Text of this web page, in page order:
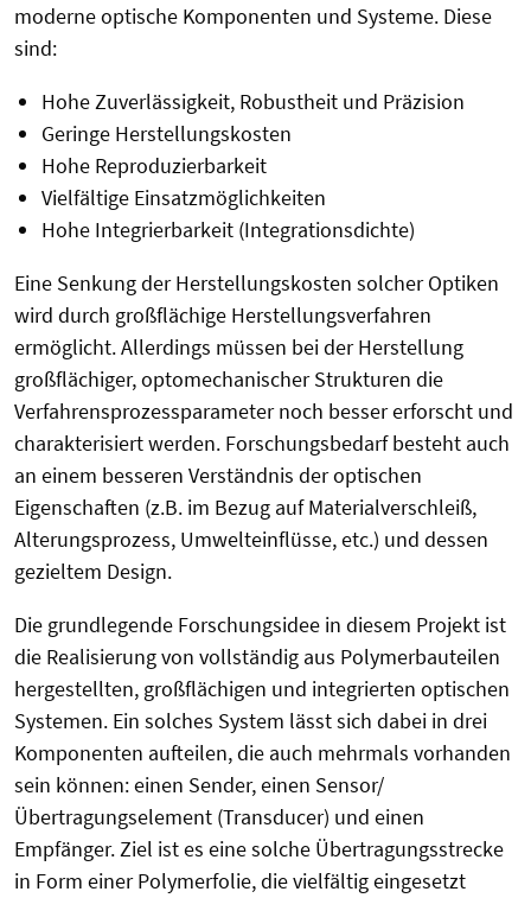
moderne optische Komponenten und Systeme. Diese
sind:
Hohe Zuverlässigkeit, Robustheit und Präzision
Geringe Herstellungskosten
Hohe Reproduzierbarkeit
Vielfältige Einsatzmöglichkeiten
Hohe Integrierbarkeit (Integrationsdichte)
Eine Senkung der Herstellungskosten solcher Optiken
wird durch großflächige Herstellungsverfahren
ermöglicht. Allerdings müssen bei der Herstellung
großflächiger, optomechanischer Strukturen die
Verfahrensprozessparameter noch besser erforscht und
charakterisiert werden. Forschungsbedarf besteht auch
an einem besseren Verständnis der optischen
Eigenschaften (z.B. im Bezug auf Materialverschleiß,
Alterungsprozess, Umwelteinflüsse, etc.) und dessen
gezieltem Design.
Die grundlegende Forschungsidee in diesem Projekt ist
die Realisierung von vollständig aus Polymerbauteilen
hergestellten, großflächigen und integrierten optischen
Systemen. Ein solches System lässt sich dabei in drei
Komponenten aufteilen, die auch mehrmals vorhanden
sein können: einen Sender, einen Sensor/
Übertragungselement (Transducer) und einen
Empfänger. Ziel ist es eine solche Übertragungsstrecke
in Form einer Polymerfolie, die vielfältig eingesetzt